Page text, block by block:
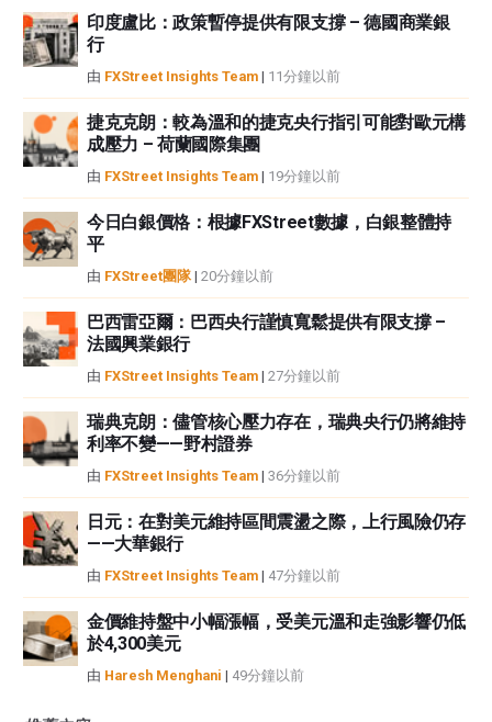
FXStreet和作者不提供個性化的建議。作者對該資訊的準確性、完整性或適用
性不作任何陳述。FXStreet和作者將不承擔任何錯誤，遺漏或任何損失，傷害
或損害由此資訊及其顯示或使用引起的。錯誤和遺漏除外。本文作者和
FXStreet並非註冊投資顧問，本文內容無意提供任何投資建議。
印度盧比：政策暫停提供有限支撐 – 德國商業銀
行
由 FXStreet Insights Team | 11分鐘以前
捷克克朗：較為溫和的捷克央行指引可能對歐元構
成壓力 – 荷蘭國際集團
由 FXStreet Insights Team | 19分鐘以前
今日白銀價格：根據FXStreet數據，白銀整體持
平
由 FXStreet團隊| 20分鐘以前
巴西雷亞爾：巴西央行謹慎寬鬆提供有限支撐 –
法國興業銀行
由 FXStreet Insights Team | 27分鐘以前
瑞典克朗：儘管核心壓力存在，瑞典央行仍將維持
利率不變——野村證券
由 FXStreet Insights Team | 36分鐘以前
日元：在對美元維持區間震盪之際，上行風險仍存
——大華銀行
由 FXStreet Insights Team | 47分鐘以前
金價維持盤中小幅漲幅，受美元溫和走強影響仍低
於4,300美元
由 Haresh Menghani | 49分鐘以前